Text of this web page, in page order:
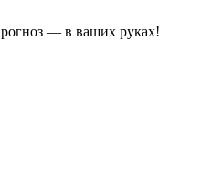
— в ваших руках!